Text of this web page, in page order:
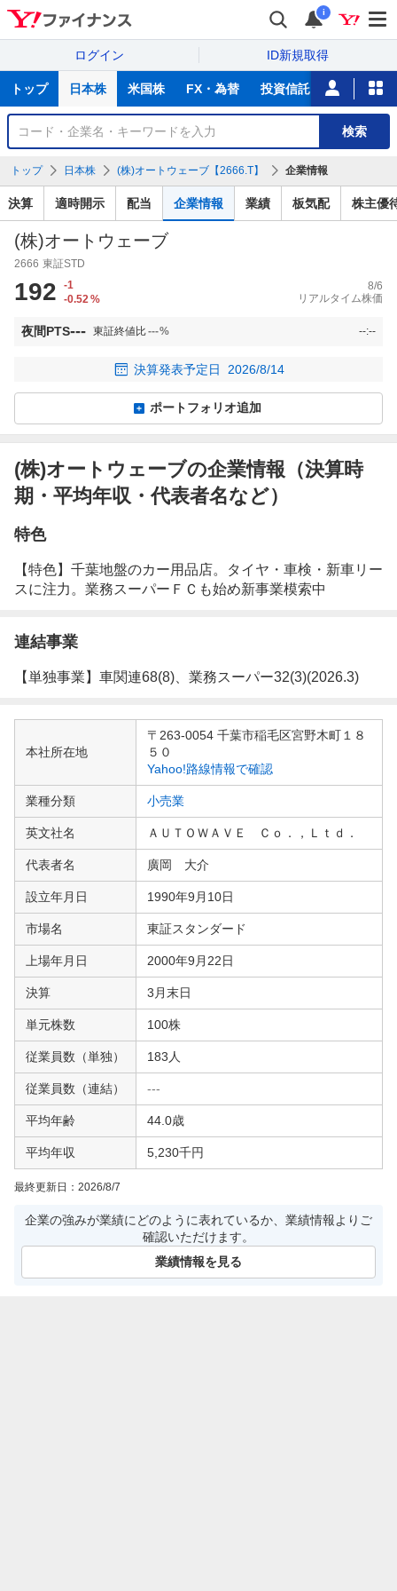
i
ログイン ID新規取得
サ
トップ 日本株 米国株 FX・為替 投資信託 ニュース
銘
検
索
検索
トップ 日本株 (株)オートウェーブ【2666.T】 企業情報
決算 適時開示 配当 企業情報 業績 板気配 株主優
(株)オートウェーブ
2666 東証STD
192
-1
-0.52 %
8/6
リアルタイム株価
夜間PTS--- 東証終値比---% --:--
決算発表予定日 2026/8/14
ポートフォリオ追加
(株)オートウェーブの企業情報（決算時
期・平均年収・代表者名など）
特色
【特色】千葉地盤のカー用品店。タイヤ・車検・新車リー
スに注力。業務スーパーＦＣも始め新事業模索中
連結事業
【単独事業】車関連68(8)、業務スーパー32(3)(2026.3)
企
情本社所在地
〒263-0054 千葉市稲毛区宮野木町１８
５０
Yahoo!路線情報で確認
業種分類 小売業
英文社名 ＡＵＴＯＷＡＶＥ Ｃｏ．，Ｌｔｄ．
代表者名 廣岡 大介
設立年月日 1990年9月10日
市場名 東証スタンダード
上場年月日 2000年9月22日
決算 3月末日
単元株数 100株
従業員数（単独） 183人
従業員数（連結） ---
平均年齢 44.0歳
平均年収 5,230千円
最終更新日： 2026/8/7
企業の強みが業績にどのように表れているか、業績情報よりご
確認いただけます。
業績情報を見る